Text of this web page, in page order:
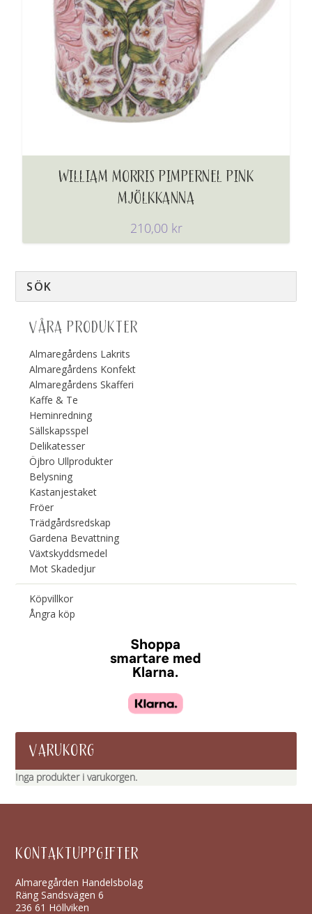
WILLIAM MORRIS PIMPERNEL PINK
MJÖLKKANNA
210,00 kr
VÅRA PRODUKTER
Almaregårdens Lakrits
Almaregårdens Konfekt
Almaregårdens Skafferi
Kaffe & Te
Heminredning
Sällskapsspel
Delikatesser
Öjbro Ullprodukter
Belysning
Kastanjestaket
Fröer
Trädgårdsredskap
Gardena Bevattning
Växtskyddsmedel
Mot Skadedjur
Köpvillkor
Ångra köp
VARUKORG
Inga produkter i varukorgen.
KONTAKTUPPGIFTER
Almaregården Handelsbolag
Räng Sandsvägen 6
236 61 Höllviken